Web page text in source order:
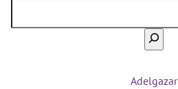
Adelgazar